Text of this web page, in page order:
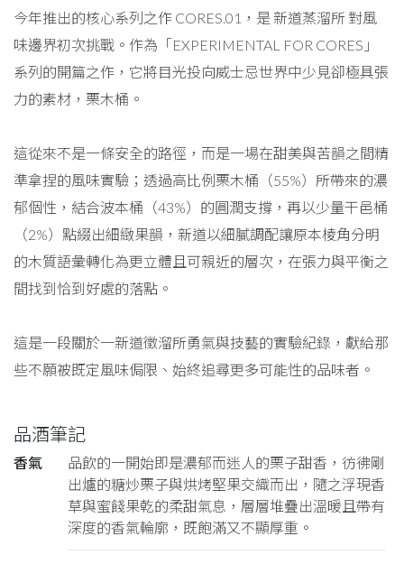
今年推出的核心系列之作 CORES.01，是 新道蒸溜所 對風
味邊界初次挑戰。作為「EXPERIMENTAL FOR CORES」
系列的開篇之作，它將目光投向威士忌世界中少見卻極具張
力的素材，栗木桶。
這從來不是一條安全的路徑，而是一場在甜美與苦韻之間精
準拿捏的風味實驗；透過高比例栗木桶（55%）所帶來的濃
郁個性，結合波本桶（43%）的圓潤支撐，再以少量干邑桶
（2%）點綴出細緻果韻，新道以細膩調配讓原本棱角分明
的木質語彙轉化為更立體且可親近的層次，在張力與平衡之
間找到恰到好處的落點。
這是一段關於一新道徵溜所勇氣與技藝的實驗紀錄，獻給那
些不願被既定風味侷限、始終追尋更多可能性的品味者。
品酒筆記
香氣
品飲的一開始即是濃郁而迷人的栗子甜香，彷彿剛
出爐的糖炒栗子與烘烤堅果交織而出，隨之浮現香
草與蜜餞果乾的柔甜氣息，層層堆疊出溫暖且帶有
深度的香氣輪廓，既飽滿又不顯厚重。